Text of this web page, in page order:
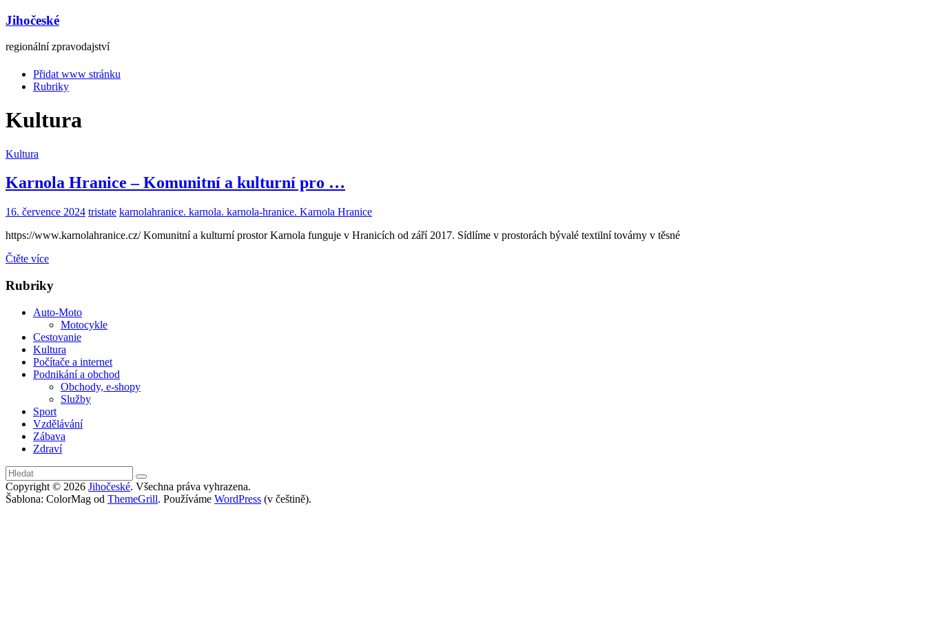
Jihočeské
regionální zpravodajství
Přidat www stránku
Rubriky
Kultura
Kultura
Karnola Hranice – Komunitní a kulturní pro …
16. července 2024 tristate karnolahranice. karnola. karnola-hranice. Karnola Hranice
https://www.karnolahranice.cz/ Komunitní a kulturní prostor Karnola funguje v Hranicích od září 2017. Sídlíme v prostorách bývalé textilní továrny v těsné
Čtěte více
Rubriky
Auto-Moto
Motocykle
Cestovanie
Kultura
Počítače a internet
Podnikání a obchod
Obchody, e-shopy
Služby
Sport
Vzdělávání
Zábava
Zdraví
Copyright © 2026 Jihočeské. Všechna práva vyhrazena.
Šablona: ColorMag od ThemeGrill. Používáme WordPress (v češtině).